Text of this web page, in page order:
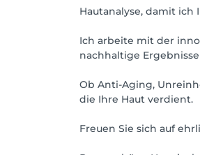
Hautanalyse, damit
Ich arbeite mit der
nachhaltige
Ob Anti-Aging,
die Ihre Haut verdient.
Freuen Sie sich auf